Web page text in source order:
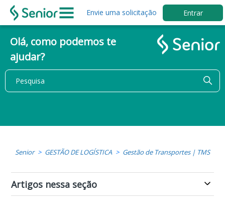
Envie uma solicitação Entrar
Olá, como podemos te
ajudar?
Senior GESTÃO DE LOGÍSTICA Gestão de Transportes | TMS
Artigos nessa seção